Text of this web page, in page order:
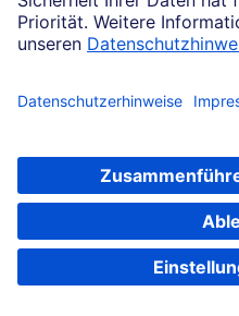
verstärke sich. Ein Befund,
hört: „Der bürokratische
doppelt so viel Zeit wie im
die mit kurzen
„Trotzdem bleibt Polen
Adresse für
Gutheil. Ewald Kösters,
auch keinen Anlass, den
stellen. Im Gegenteil: „Ich